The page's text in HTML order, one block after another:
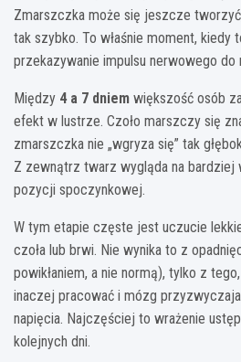
Zmarszczka może się jeszcze
tak szybko. To właśnie moment, kiedy
przekazywanie impulsu nerwowego do
Między 4 a 7 dniem większość osób
efekt w lustrze. Czoło marszczy się
zmarszczka nie „wgryza się” tak
Z zewnątrz twarz wygląda na bardziej
pozycji spoczynkowej.
W tym etapie częste jest uczucie
czoła lub brwi. Nie wynika to z
powikłaniem, a nie normą), tylko z
inaczej pracować i mózg
napięcia. Najczęściej to wrażenie
kolejnych dni.